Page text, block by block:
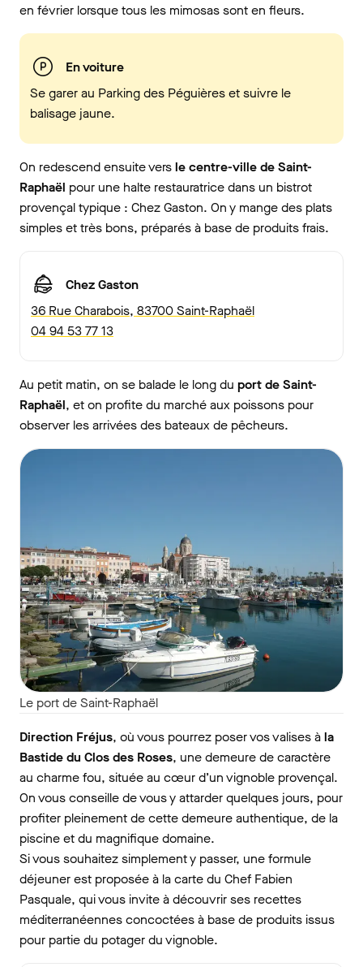
en février lorsque tous les mimosas sont en fleurs.
En voiture
Se garer au Parking des Péguières et suivre le
balisage jaune.
On redescend ensuite versle centre-ville de Saint-
Raphaël pour une halte restauratrice dans un bistrot
provençal typique : Chez Gaston. On y mange des plats
simples et très bons, préparés à base de produits frais.
Chez Gaston
36 Rue Charabois, 83700 Saint-Raphaël
04 94 53 77 13
Au petit matin, on se balade le long du port de Saint-
Raphaël, et on profite du marché aux poissons pour
observer les arrivées des bateaux de pêcheurs.
Le port de Saint-Raphaël
Direction Fréjus, où vous pourrez poser vos valises àla
Bastide du Clos des Roses, une demeure de caractère
au charme fou, située au cœur d’un vignoble provençal.
On vous conseille de vous y attarder quelques jours, pour
profiter pleinement de cette demeure authentique, de la
piscine et du magnifique domaine.
Si vous souhaitez simplement y passer, une formule
déjeuner est proposée à la carte du Chef Fabien
Pasquale, qui vous invite à découvrir ses recettes
méditerranéennes concoctées à base de produits issus
pour partie du potager du vignoble.